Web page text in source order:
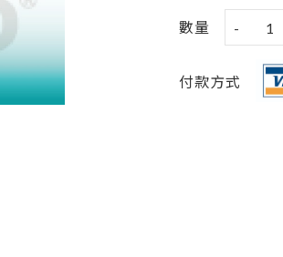
數量 - 1
付款方式